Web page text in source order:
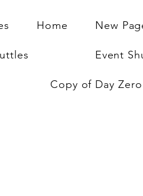
Home New
Event
Copy of Day